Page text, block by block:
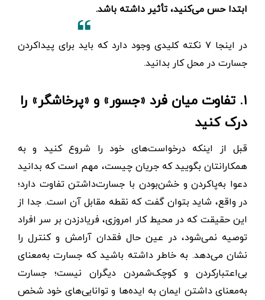
ابتدا حس می‌کنید، تأثیر داشته باشد.
در اینجا ۷ نکته کلیدی وجود دارد که باید برای پیدا‌کردن
جسارت در محل کار بدانید.
۱. تفاوت میان فرد «جسور» و «پرخاشگر» را
درک کنید
قبل از اینکه درخواست‌های خود را شروع کنید و به
همکارانتان بگویید که جریان چیست، مهم است که بدانید
دعوا به‌پا‌کردن و خشن‌بودن با جسارت‌داشتن تفاوت دارد؛
در واقع، شاید بتوان گفت که نقطه مقابل آن است. جدا از
این حقیقت که در محیط کار امروزی، فریادزدن بر سر افراد
توصیه نمی‌شود، در عین حال فقدان آرامش و کنترل را
نشان می‌دهد. به خاطر داشته باشید که جسارت به‌معنای
بی‌اعتبارکردن و کوچک‌شمردن دیگران نیست؛ جسارت
به‌معنای داشتن ایمان به ایده‌ها و توانایی‌های خود شخص